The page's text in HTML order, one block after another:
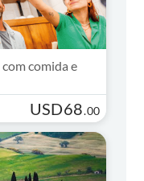
comida e
USD68.00